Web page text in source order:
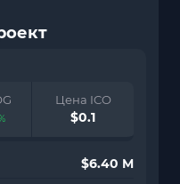
Цена ICO
$0.1
$6.40 M